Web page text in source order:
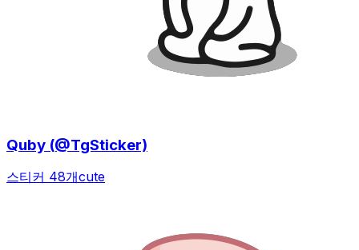
Quby (@TgSticker)
스티커 48개cute